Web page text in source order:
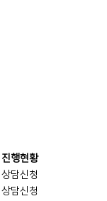
진행현황
상담신청
상담신청